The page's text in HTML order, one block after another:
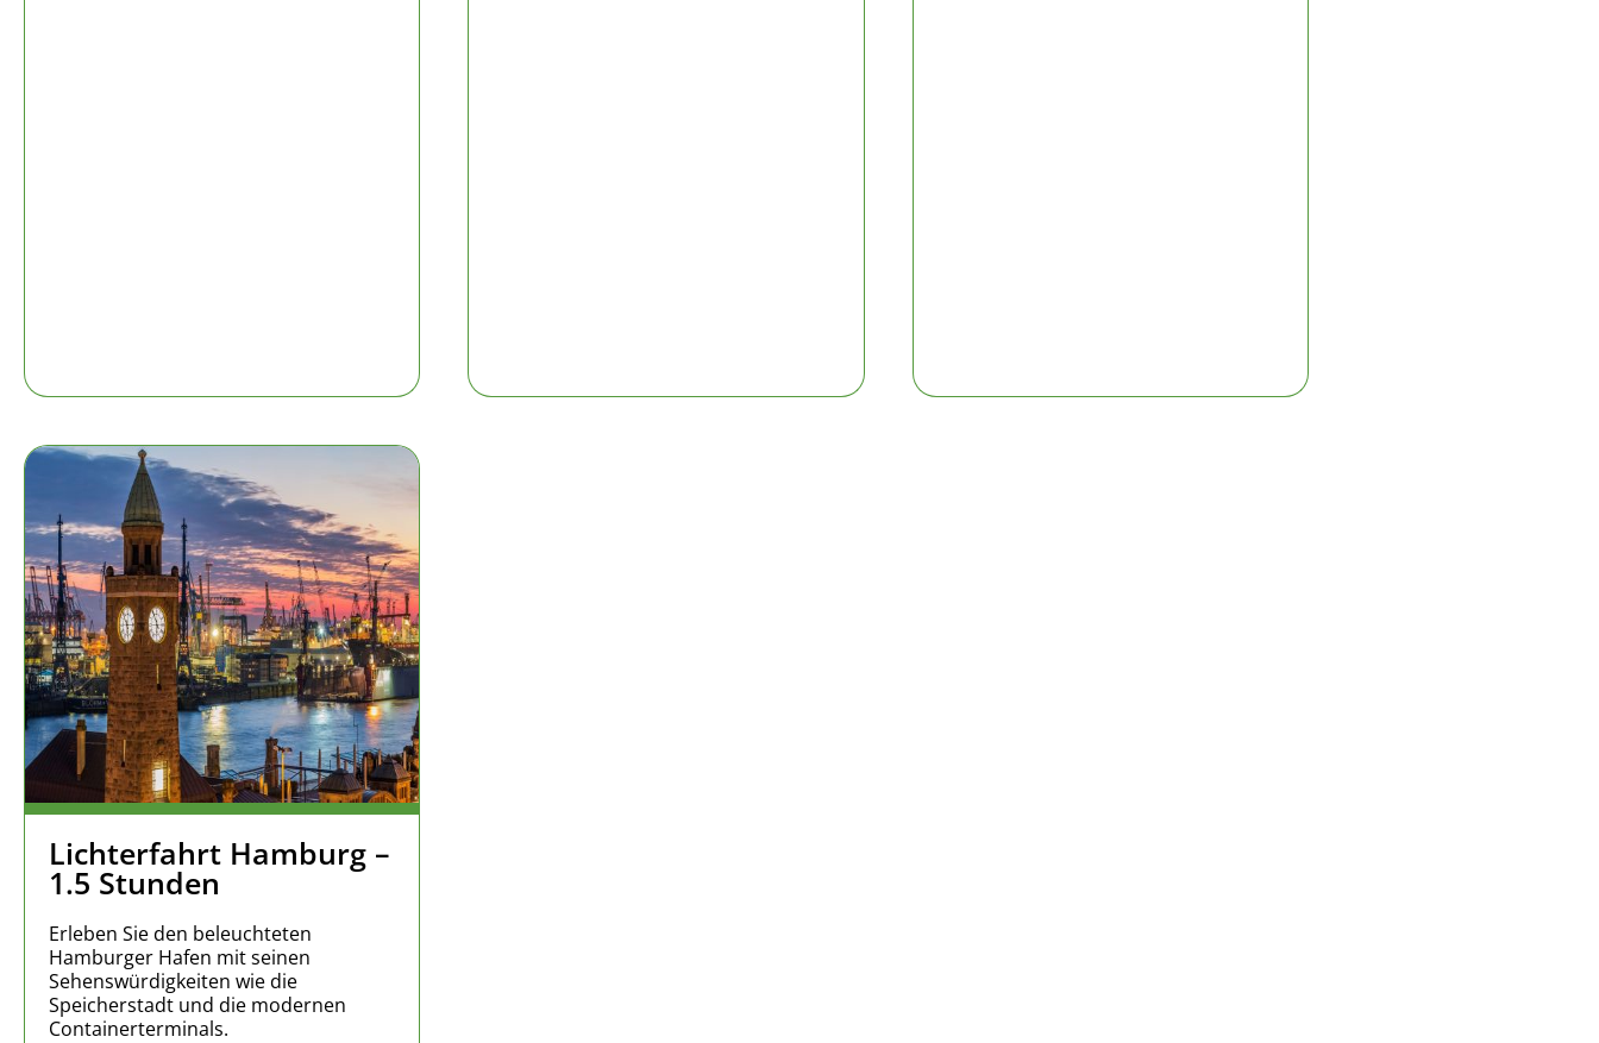
Lichterfahrt Hamburg –
1.5 Stunden
Erleben Sie den beleuchteten
Hamburger Hafen mit seinen
Sehenswürdigkeiten wie die
Speicherstadt und die modernen
Containerterminals.